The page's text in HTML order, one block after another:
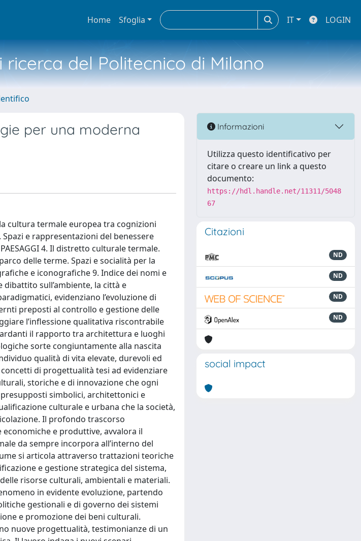
Home Sfoglia IT LOGIN
del Politecnico di Milano
per una moderna
cultura termale europea tra cognizioni
e rappresentazioni del benessere
4. Il distretto culturale termale.
delle terme. Spazi e socialità per la
e iconografiche 9. Indice dei nomi e
dibattito sull’ambiente, la città e
evidenziano l’evoluzione di
preposti al controllo e gestione delle
l’inflessione qualitativa riscontrabile
il rapporto tra architettura e luoghi
sorte congiuntamente alla nascita
qualità di vita elevate, durevoli ed
di progettualità tesi ad evidenziare
storiche e di innovazione che ogni
simbolici, architettonici e
culturale e urbana che la società,
Il profondo trascorso
e produttive, avvalora il
da sempre incorpora all’interno del
si articola attraverso trattazioni teoriche
e gestione strategica del sistema,
risorse culturali, ambientali e materiali.
in evidente evoluzione, partendo
gestionali e di governo dei sistemi
e promozione dei beni culturali.
nuove progettualità, testimonianze di un
Informazioni
Utilizza questo identificativo per
citare o creare un link a questo
documento:
https://hdl.handle.net/11311/5048
67
Citazioni
ND
ND
ND
ND
social impact